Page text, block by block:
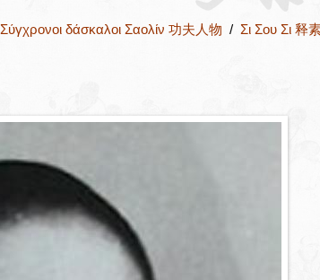
Σύγχρονοι δάσκαλοι Σαολίν 功夫人物 / Σι Σου Σι 释